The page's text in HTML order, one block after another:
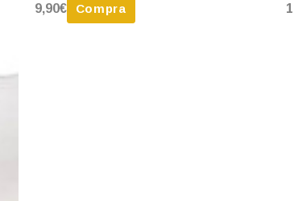
9,90€ Compra